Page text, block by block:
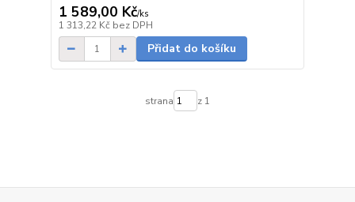
1 589,00 Kč/ks
1 313,22 Kč bez DPH
Přidat do košíku
strana z 1